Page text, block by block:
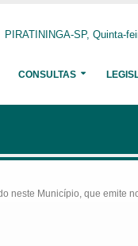
PIRATININGA-SP, Quinta-
CONSULTAS
neste Município, que emite